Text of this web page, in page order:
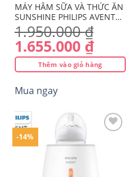
MÁY HÂM SỮA VÀ THỨC ĂN
SUNSHINE PHILIPS AVENT
SCF358/00 – Mevabeaiko
1.950.000₫
Giá
gốc
là:
1.950.000 ₫.
1.655.000 ₫Giá
hiện
tại
Thêm vào giỏ hàng
Mua ngay
-14%